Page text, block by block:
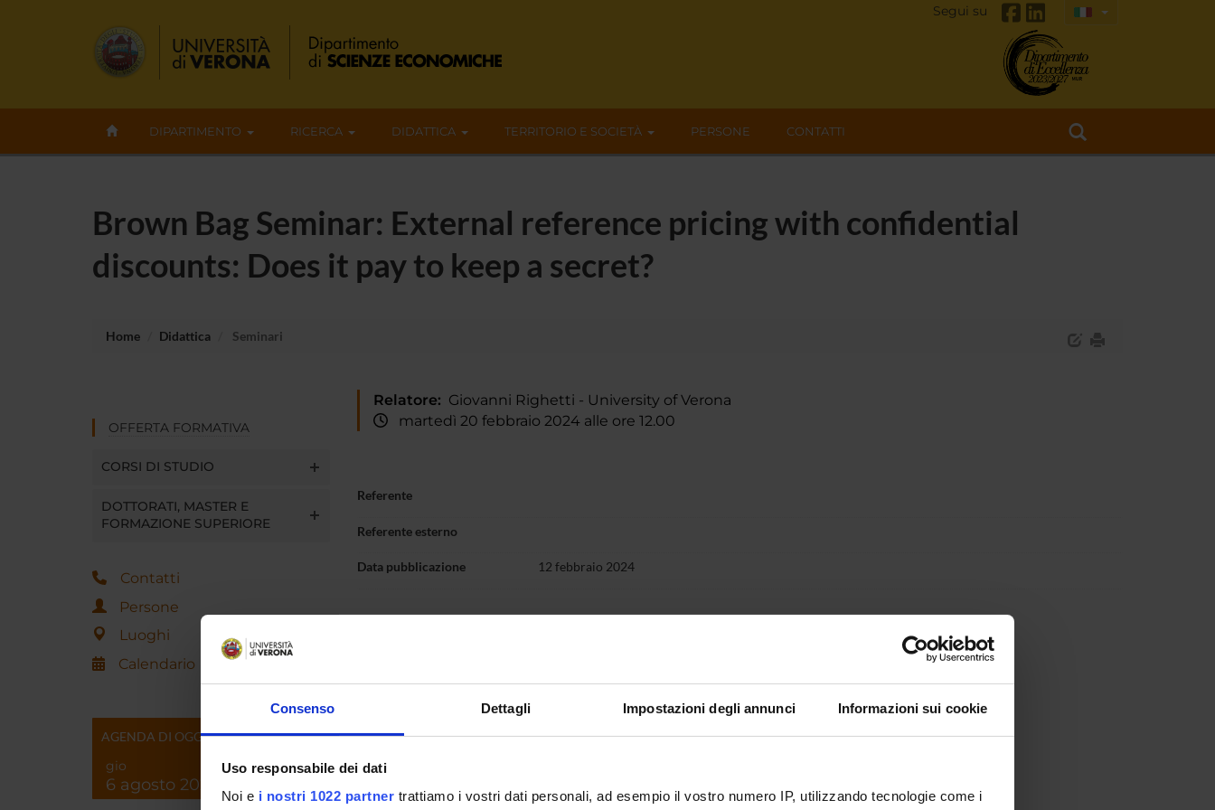
Consenso Dettagli Impostazioni degli annunci Informazioni sui cookie
Uso responsabile dei dati
Noi e i nostri 1022 partner trattiamo i vostri dati personali, ad esempio il vostro numero IP, utilizzando tecnologie come i
Segui su
DIPARTIMENTO RICERCA DIDATTICA TERRITORIO E SOCIETÀ PERSONE CONTATTI
Brown Bag Seminar: External reference pricing with confidential
discounts: Does it pay to keep a secret?
Home Didattica Seminari
OFFERTA FORMATIVA
CORSI DI STUDIO
DOTTORATI, MASTER E
FORMAZIONE SUPERIORE
Contatti
Persone
Luoghi
Calendario
AGENDA DI OGGI
gio
6 agosto 2026
Relatore: Giovanni Righetti - University of Verona
martedì 20 febbraio 2024 alle ore 12.00
Referente
Referente esterno
Data pubblicazione 12 febbraio 2024